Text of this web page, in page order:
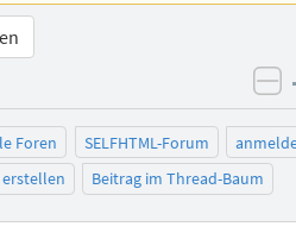
Foren SELFHTML-Forum
Beitrag im Thread-Baum